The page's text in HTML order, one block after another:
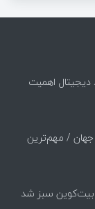
دیجیتال اهمیت
جهان / مهم‌ترین
/ بیت‌کوین سبز شد